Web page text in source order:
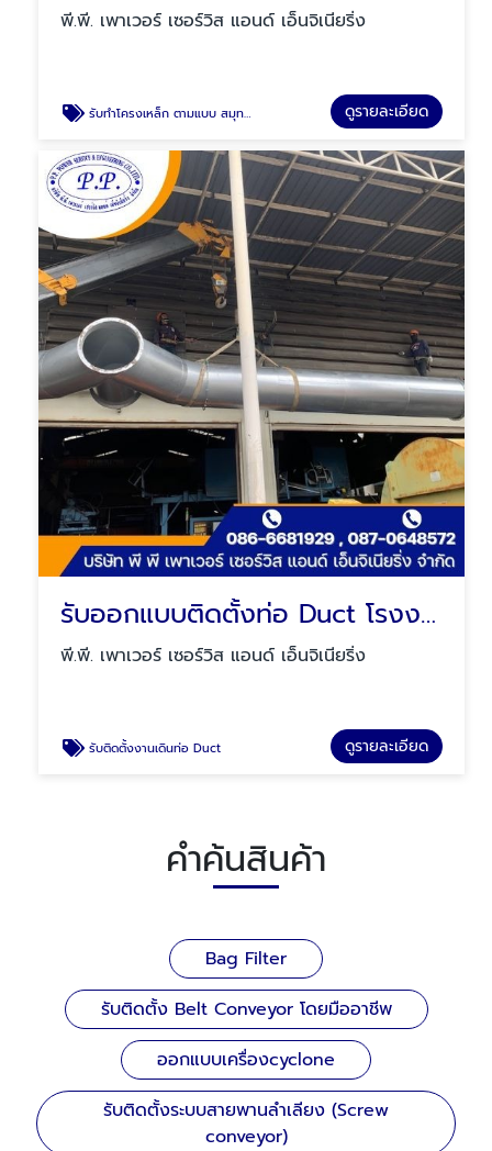
พี.พี. เพาเวอร์ เซอร์วิส แอนด์ เอ็นจิเนียริ่ง
รับทําโครงเหล็ก ตามแบบ สมุทรปราการ ดูรายละเอียด
รับออกแบบติดตั้งท่อ Duct โรงงาน
พี.พี. เพาเวอร์ เซอร์วิส แอนด์ เอ็นจิเนียริ่ง
รับติดตั้งงานเดินท่อ Duct ดูรายละเอียด
คำค้นสินค้า
Bag Filter
รับติดตั้ง Belt Conveyor โดยมืออาชีพ
ออกแบบเครื่องcyclone
รับติดตั้งระบบสายพานลำเลียง (Screw
conveyor)